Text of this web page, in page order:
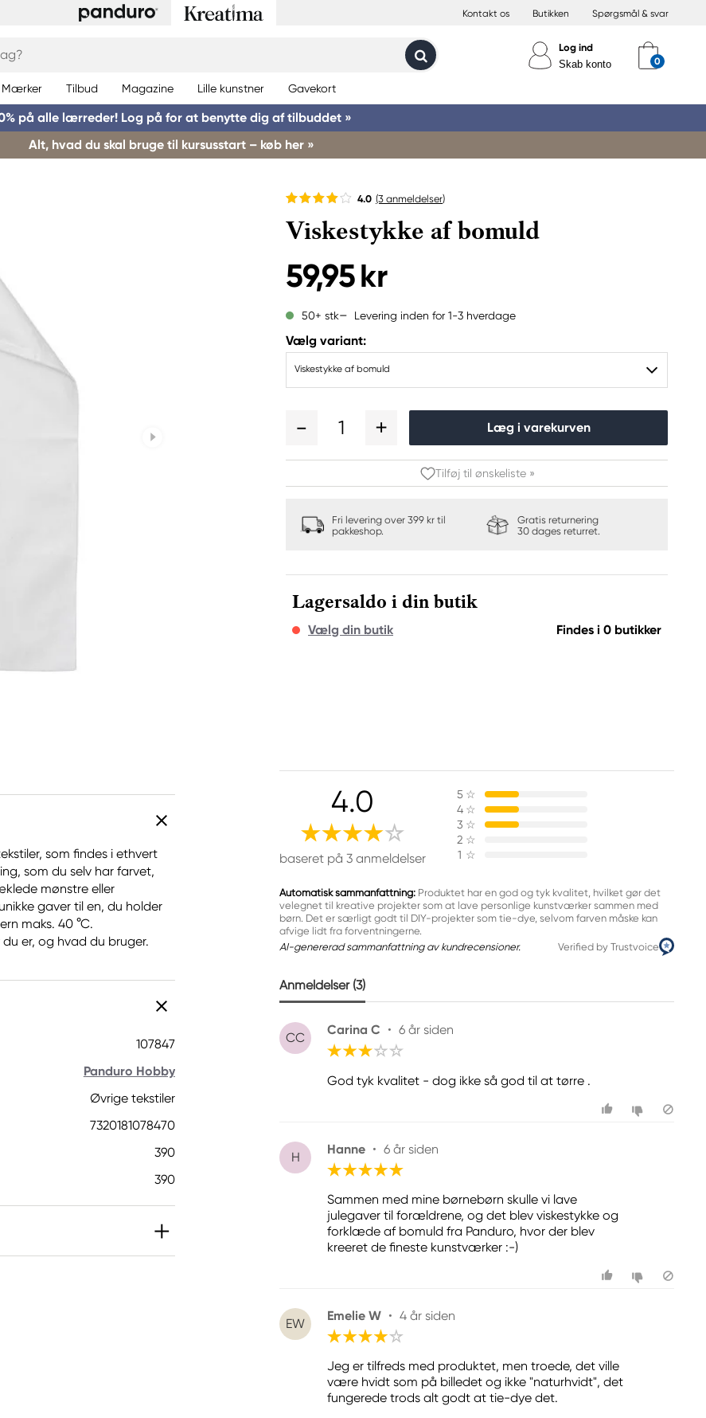
Kontakt os Butikken Spørgsmål & svar
Log ind
Skab konto
Mærker Tilbud Magazine Lille kunstner Gavekort
på alle lærreder! Log på for at benytte dig af tilbuddet »
Alt, hvad du skal bruge til kursusstart – køb her »
4.0 (3 anmeldelser)
Viskestykke af bomuld
59,95 kr
50+ stk Levering inden for 1-3 hverdage
Vælg variant:
Viskestykke af bomuld
1 Læg i varekurven
Tilføj til ønskeliste »
Fri levering over 399 kr til
pakkeshop.
Gratis returnering
30 dages returret.
Lagersaldo i din butik
Vælg din butik Findes i 0 butikker
som findes i ethvert
som du selv har farvet,
mønstre eller
gaver til en, du holder
maks. 40 °C.
er, og hvad du bruger.
107847
Panduro Hobby
Øvrige tekstiler
7320181078470
390
390
4.0
baseret på 3 anmeldelser
5 ☆
4 ☆
3 ☆
2 ☆
1 ☆
Automatisk sammanfattning: Produktet har en god og tyk kvalitet, hvilket gør det
velegnet til kreative projekter som at lave personlige kunstværker sammen med
børn. Det er særligt godt til DIY-projekter som tie-dye, selvom farven måske kan
afvige lidt fra forventningerne.
AI-genererad sammanfattning av kundrecensioner.
Verified by Trustvoice
Anmeldelser (3)
CC
Carina C • 6 år siden
God tyk kvalitet - dog ikke så god til at tørre .
H
Hanne • 6 år siden
Sammen med mine børnebørn skulle vi lave
julegaver til forældrene, og det blev viskestykke og
forklæde af bomuld fra Panduro, hvor der blev
kreeret de fineste kunstværker :-)
EW
Emelie W • 4 år siden
Jeg er tilfreds med produktet, men troede, det ville
være hvidt som på billedet og ikke "naturhvidt", det
fungerede trods alt godt at tie-dye det.